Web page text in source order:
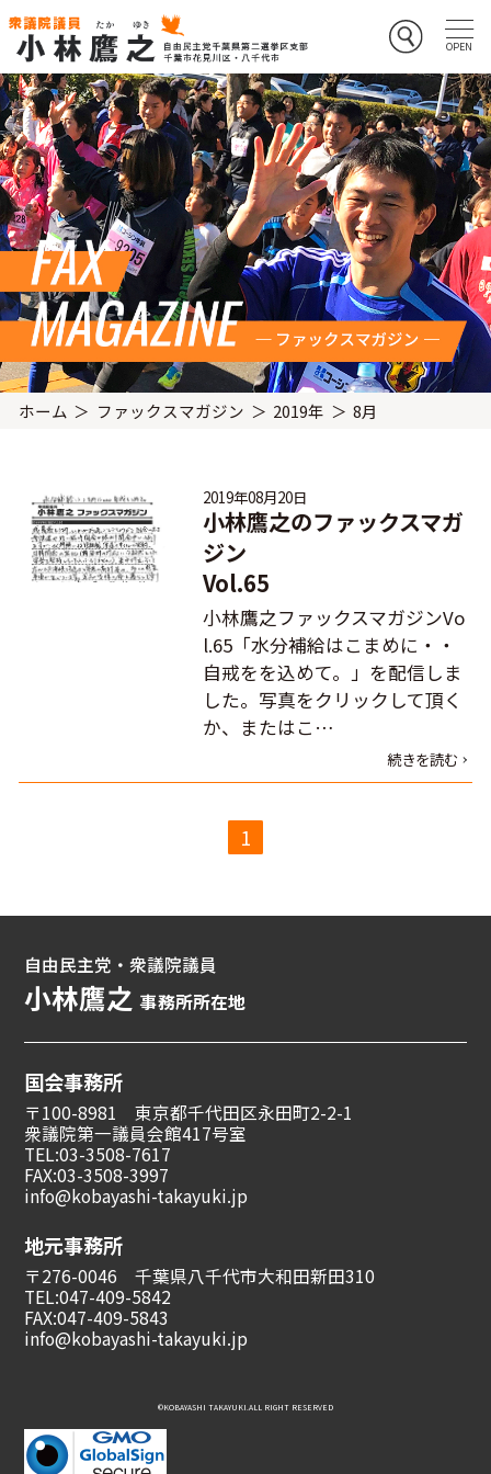
ホーム ファックスマガジン 2019年 8月
2019年08月20日
小林鷹之のファックスマガ
ジン
Vol.65
小林鷹之ファックスマガジンVo
l.65「水分補給はこまめに・・
自戒をを込めて。」を配信しま
した。写真をクリックして頂く
か、またはこ…
続きを読む
1
自由民主党・衆議院議員
小林鷹之事務所所在地
国会事務所
〒100-8981 東京都千代田区永田町2-2-1
衆議院第一議員会館417号室
TEL:03-3508-7617
FAX:03-3508-3997
info@kobayashi-takayuki.jp
地元事務所
〒276-0046 千葉県八千代市大和田新田310
TEL:047-409-5842
FAX:047-409-5843
info@kobayashi-takayuki.jp
©︎KOBAYASHI TAKAYUKI.ALL RIGHT RESERVED